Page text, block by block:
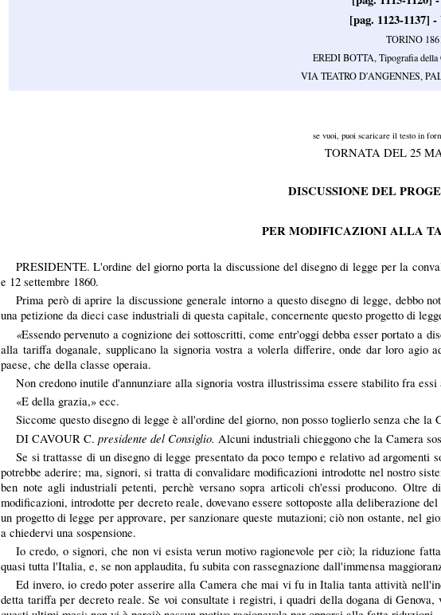
[pag. 1123-1137]
TORINO
EREDI BOTTA, Tipografia della
VIA TEATRO D'ANGENNES,
se vuoi, puoi scaricare il testo in
TORNATA DEL 25
DISCUSSIONE DEL
PER MODIFICAZIONI ALLA
PRESIDENTE. L'ordine del giorno porta la discussione del disegno di legge per la
e 12 settembre 1860.
Prima però di aprire la discussione generale intorno a questo disegno di legge, debbo
una petizione da dieci case industriali di questa capitale, concernente questo progetto di
«Essendo pervenuto a cognizione dei sottoscritti, come entr'oggi debba esser portato a
alla tariffa doganale, supplicano la signoria vostra a volerla differire, onde dar loro agio
paese, che della classe operaia.
Non credono inutile d'annunziare alla signoria vostra illustrissima essere stabilito fra
«E della grazia,» ecc.
Siccome questo disegno di legge è all'ordine del giorno, non posso toglierlo senza che la
DI CAVOUR C.presidente del Consiglio. Alcuni industriali chieggono che la Camera
Se si trattasse di un disegno di legge presentato da poco tempo e relativo ad
potrebbe aderire; ma, signori, si tratta di convalidare modificazioni introdotte nel nostro
ben note agli industriali petenti, perchè versano sopra articoli ch'essi producono. Oltre
modificazioni, introdotte per decreto reale, dovevano essere sottoposte alla deliberazione
un progetto di legge per approvare, per sanzionare queste mutazioni; ciò non ostante, nel
a chiedervi una sospensione.
Io credo, o signori, che non vi esista verun motivo ragionevole per ciò; la riduzione
quasi tutta l'Italia, e, se non applaudita, fu subita con rassegnazione dall'immensa
Ed invero, io credo poter asserire alla Camera che mai vi fu in Italia tanta attività
detta tariffa per decreto reale. Se voi consultate i registri, i quadri della dogana di